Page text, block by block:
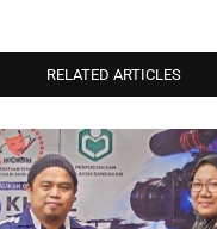
RELATED ARTICLES